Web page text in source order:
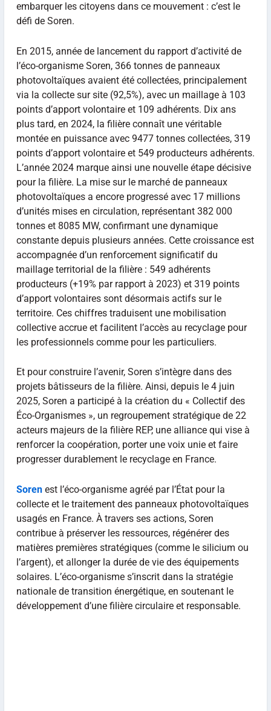
embarquer les citoyens dans ce mouvement : c’est le
défi de Soren.
En 2015, année de lancement du rapport d’activité de
l’éco-organisme Soren, 366 tonnes de panneaux
photovoltaïques avaient été collectées, principalement
via la collecte sur site (92,5%), avec un maillage à 103
points d’apport volontaire et 109 adhérents. Dix ans
plus tard, en 2024, la filière connaît une véritable
montée en puissance avec 9477 tonnes collectées, 319
points d’apport volontaire et 549 producteurs adhérents.
L’année 2024 marque ainsi une nouvelle étape décisive
pour la filière. La mise sur le marché de panneaux
photovoltaïques a encore progressé avec 17 millions
d’unités mises en circulation, représentant 382 000
tonnes et 8085 MW, confirmant une dynamique
constante depuis plusieurs années. Cette croissance est
accompagnée d’un renforcement significatif du
maillage territorial de la filière : 549 adhérents
producteurs (+19% par rapport à 2023) et 319 points
d’apport volontaires sont désormais actifs sur le
territoire. Ces chiffres traduisent une mobilisation
collective accrue et facilitent l’accès au recyclage pour
les professionnels comme pour les particuliers.
Et pour construire l’avenir, Soren s’intègre dans des
projets bâtisseurs de la filière. Ainsi, depuis le 4 juin
2025, Soren a participé à la création du « Collectif des
Éco-Organismes », un regroupement stratégique de 22
acteurs majeurs de la filière REP, une alliance qui vise à
renforcer la coopération, porter une voix unie et faire
progresser durablement le recyclage en France.
Soren est l’éco-organisme agréé par l’État pour la
collecte et le traitement des panneaux photovoltaïques
usagés en France. À travers ses actions, Soren
contribue à préserver les ressources, régénérer des
matières premières stratégiques (comme le silicium ou
l’argent), et allonger la durée de vie des équipements
solaires. L’éco-organisme s’inscrit dans la stratégie
nationale de transition énergétique, en soutenant le
développement d’une filière circulaire et responsable.